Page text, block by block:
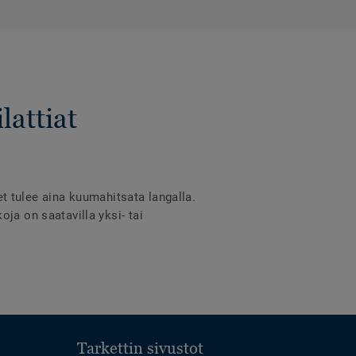
aina kuumahitsata langalla.
on saatavilla yksi- tai
Tarkettin sivustot